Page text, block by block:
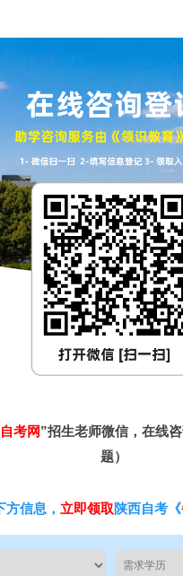
考网”招生老师微信，在线
题）
方信息， 立即领取陕西自考《